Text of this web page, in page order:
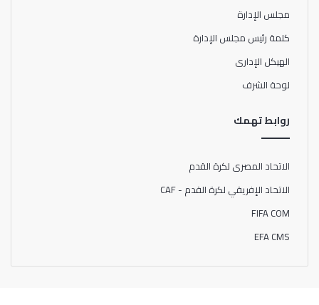
مجلس الإدارة
كلمة رئيس مجلس الإدارة
الهيكل الإدارى
لوحة الشرف
روابط تهمك
الاتحاد المصرى لكرة القدم
الاتحاد الإفريقي لكرة القدم - CAF
FIFA COM
EFA CMS